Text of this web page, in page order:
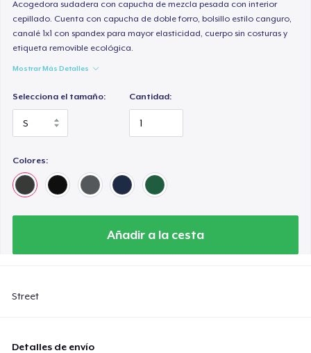
Acogedora sudadera con capucha de mezcla pesada con interior
cepillado. Cuenta con capucha de doble forro, bolsillo estilo canguro,
canalé 1x1 con spandex para mayor elasticidad, cuerpo sin costuras y
etiqueta removible ecológica.
Mostrar Más Detalles
Selecciona el tamaño: Cantidad:
Colores:
Añadir a la cesta
Street
Detalles de envío